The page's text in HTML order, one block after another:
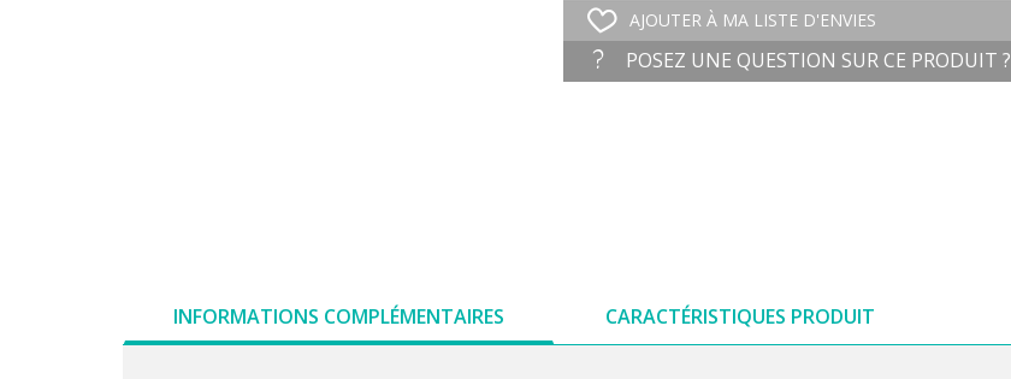
AJOUTER À MA LISTE D'ENVIES
POSEZ UNE QUESTION SUR CE PRODUIT ?
INFORMATIONS COMPLÉMENTAIRES CARACTÉRISTIQUES PRODUIT